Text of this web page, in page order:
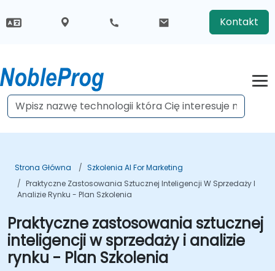
Kontakt
Strona Główna
Szkolenia AI For Marketing
Praktyczne Zastosowania Sztucznej Inteligencji W Sprzedaży I
Analizie Rynku - Plan Szkolenia
Praktyczne zastosowania sztucznej
inteligencji w sprzedaży i analizie
rynku - Plan Szkolenia